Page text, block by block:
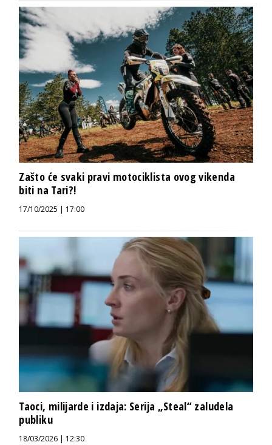
Zašto će svaki pravi motociklista ovog vikenda
biti na Tari?!
17/10/2025 | 17:00
Taoci, milijarde i izdaja: Serija „Steal“ zaludela
publiku
18/03/2026 | 12:30